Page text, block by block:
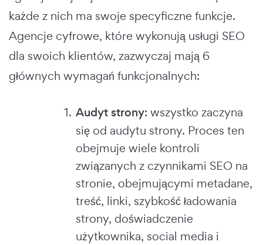
każde z nich ma swoje specyficzne funkcje.
Agencje cyfrowe, które wykonują usługi SEO
dla swoich klientów, zazwyczaj mają 6
głównych wymagań funkcjonalnych:
Audyt strony: wszystko zaczyna
się od audytu strony. Proces ten
obejmuje wiele kontroli
związanych z czynnikami SEO na
stronie, obejmującymi metadane,
treść, linki, szybkość ładowania
strony, doświadczenie
użytkownika, social media i